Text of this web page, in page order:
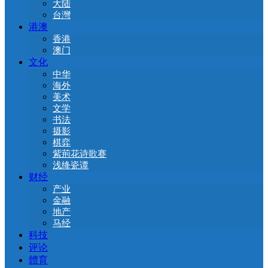
大陆
台灣
港澳
香港
澳门
文化
中华
海外
美术
文学
书法
摄影
棋弈
紫荊花诗歌赛
浅绛瓷谭
财经
产业
金融
地产
马经
科技
评论
體育